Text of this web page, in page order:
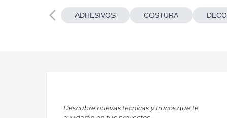
ADHESIVOS COSTURA
Descubre nuevas técnicas y trucos que te